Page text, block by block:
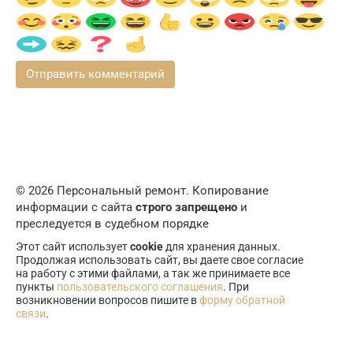
© 2026 Персональный ремонт. Копирование
информации с сайта строго запрещено и
преследуется в судебном порядке
Этот сайт используетcookieдля хранения данных.
Продолжая использовать сайт, вы даете свое согласие
на работу с этими файлами, а так же принимаете все
пункты пользовательского соглашения. При
возникновении вопросов пишите вформу обратной
связи.